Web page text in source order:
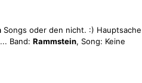
Songs oder den nicht. :) Hauptsache
Band: Rammstein, Song: Keine